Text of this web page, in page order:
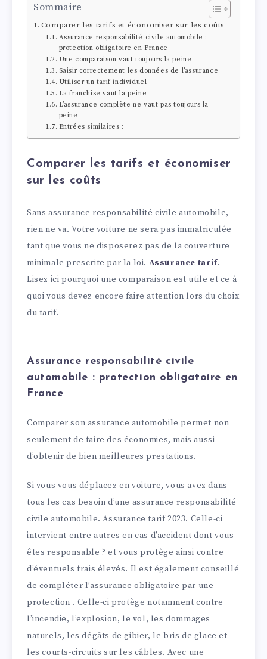
Sommaire
Comparer les tarifs et économiser sur les coûts
Assurance responsabilité civile automobile :
protection obligatoire en France
Une comparaison vaut toujours la peine
Saisir correctement les données de l’assurance
Utiliser un tarif individuel
La franchise vaut la peine
L’assurance complète ne vaut pas toujours la
peine
Entrées similaires :
Comparer les tarifs et économiser
sur les coûts
Sans assurance responsabilité civile automobile,
rien ne va. Votre voiture ne sera pas immatriculée
tant que vous ne disposerez pas de la couverture
minimale prescrite par la loi. Assurance tarif.
Lisez ici pourquoi une comparaison est utile et ce à
quoi vous devez encore faire attention lors du choix
du tarif.
Assurance responsabilité civile
automobile : protection obligatoire en
France
Comparer son assurance automobile permet non
seulement de faire des économies, mais aussi
d’obtenir de bien meilleures prestations.
Si vous vous déplacez en voiture, vous avez dans
tous les cas besoin d’une assurance responsabilité
civile automobile. Assurance tarif 2023. Celle-ci
intervient entre autres en cas d’accident dont vous
êtes responsable ? et vous protège ainsi contre
d’éventuels frais élevés. Il est également conseillé
de compléter l’assurance obligatoire par une
protection . Celle-ci protège notamment contre
l’incendie, l’explosion, le vol, les dommages
naturels, les dégâts de gibier, le bris de glace et
les courts-circuits sur les câbles. Avec une